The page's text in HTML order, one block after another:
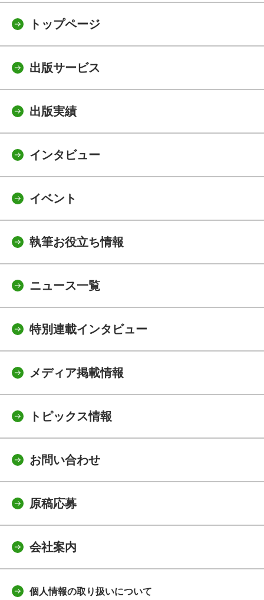
トップページ
出版サービス
出版実績
インタビュー
イベント
執筆お役立ち情報
ニュース一覧
特別連載インタビュー
メディア掲載情報
トピックス情報
お問い合わせ
原稿応募
会社案内
個人情報の取り扱いについて